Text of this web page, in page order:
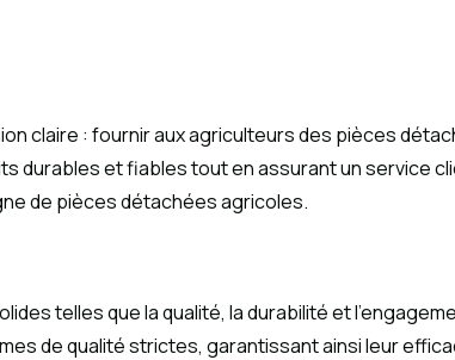
claire : fournir aux agriculteurs des pièces
durables et fiables tout en assurant un service
de pièces détachées agricoles.
telles que la qualité, la durabilité et
de qualité strictes, garantissant ainsi leur